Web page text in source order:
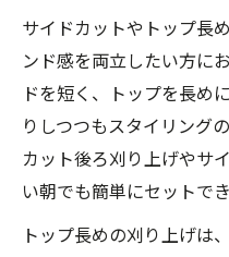
サイドカットやトップ長
ンド感を両立したい方に
ドを短く、トップを長め
りしつつもスタイリング
カット後ろ刈り上げやサ
い朝でも簡単にセットで
トップ長めの刈り上げは